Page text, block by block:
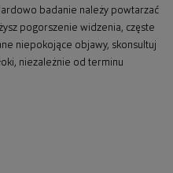
badanie należy powtarzać
pogorszenie widzenia, częste
niepokojące objawy, skonsultuj
niezależnie od terminu